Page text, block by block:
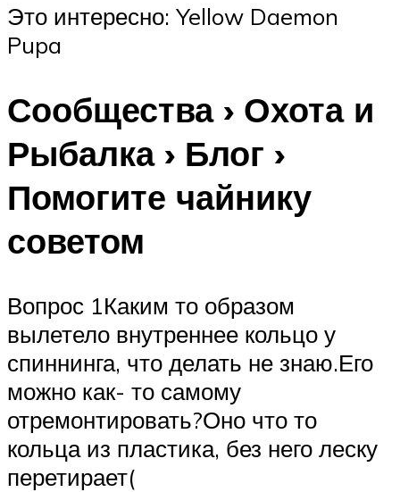
Это интересно: Yellow Daemon
Pupa
Сообщества › Охота и
Рыбалка › Блог ›
Помогите чайнику
советом
Вопрос 1Каким то образом
вылетело внутреннее кольцо у
спиннинга, что делать не знаю.Его
можно как- то самому
отремонтировать?Оно что то
кольца из пластика, без него леску
перетирает(